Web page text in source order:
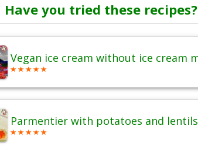
Have you tried these recipes?
Vegan ice cream without ice cream
Parmentier with potatoes and lentils